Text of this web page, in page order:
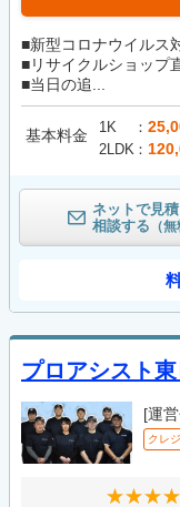
■新型コロナウイルス
■リサイクルショップ
■当日の追...
基本料金 1K
2LDK
ネットで見積
相談する （無
プロアシスト
[運
クレ